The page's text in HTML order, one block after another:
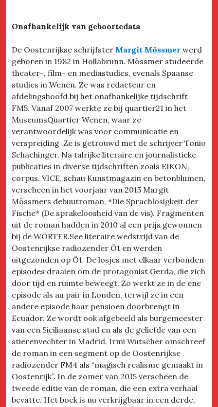
Onafhankelijk van geboortedata
De Oostenrijkse schrijfster Margit Mössmer werd
geboren in 1982 in Hollabrunn. Mössmer studeerde
theater-, film- en mediastudies, evenals Spaanse
studies in Wenen. Ze was redacteur en
afdelingshoofd bij het onafhankelijke tijdschrift
FM5. Vanaf 2007 werkte ze bij quartier21 in het
MuseumsQuartier Wenen, waar ze
verantwoordelijk was voor communicatie en
verspreiding .Ze is getrouwd met de schrijver Tonio
Schachinger. Na talrijke literaire en journalistieke
publicaties in diverse tijdschriften zoals EIKON,
corpus, VICE, schau Kunstmagazin en betonblumen,
verscheen in het voorjaar van 2015 Margit
Mössmers debuutroman, *Die Sprachlosigkeit der
Fische* (De sprakeloosheid van de vis). Fragmenten
uit de roman hadden in 2010 al een prijs gewonnen
bij de WÖRTER.See literaire wedstrijd van de
Oostenrijkse radiozender Ö1 en werden
uitgezonden op Ö1. De losjes met elkaar verbonden
episodes draaien om de protagonist Gerda, die zich
door tijd en ruimte beweegt. Zo werkt ze in de ene
episode als au pair in Londen, terwijl ze in een
andere episode haar pensioen doorbrengt in
Ecuador. Ze wordt ook afgebeeld als burgemeester
van een Siciliaanse stad en als de geliefde van een
stierenvechter in Madrid. Irmi Wutscher omschreef
de roman in een segment op de Oostenrijkse
radiozender FM4 als “magisch realisme gemaakt in
Oostenrijk”. In de zomer van 2015 verscheen de
tweede editie van de roman, die een extra verhaal
bevatte. Het boek is nu verkrijgbaar in een derde,